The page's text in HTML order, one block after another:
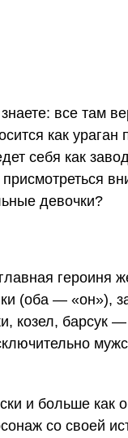
все там
как ураган
себя как
девочки?
героиня
(оба — «он»),
козел, барсук
и больше как
со своей